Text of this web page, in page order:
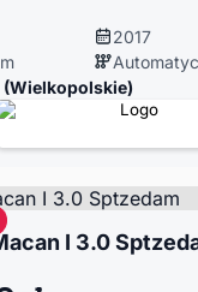
2017
(Wielkopolskie)
I 3.0